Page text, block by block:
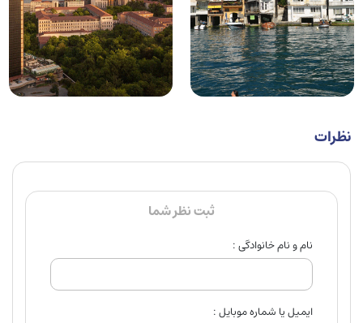
نظرات
ثبت نظر شما
نام و نام خانوادگی :
ایمیل یا شماره موبایل :